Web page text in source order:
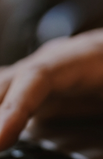
합발전소 현대화 사업
지 효율화 사업
Social
Governance
지속가능경영보고서